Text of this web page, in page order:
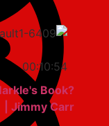
00:10:54
Markle's Book?
| Jimmy Carr